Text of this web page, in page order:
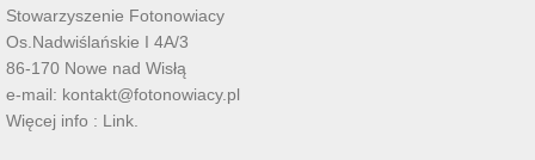
Stowarzyszenie Fotonowiacy
Os.Nadwiślańskie I 4A/3
86-170 Nowe nad Wisłą
e-mail: kontakt@fotonowiacy.pl
Więcej info : Link